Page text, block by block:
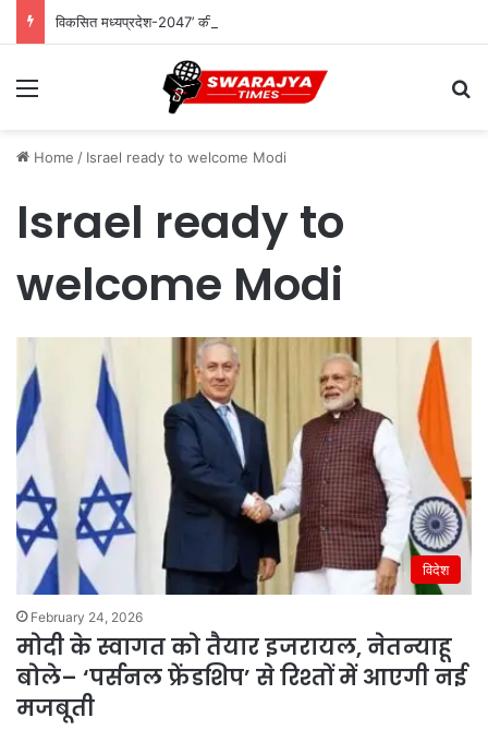
विकसित मध्यप्रदेश-2047’ की वित्तीय रूपरेखा तैयार
Menu
Home / Israel ready to welcome Modi
Israel ready to
welcome Modi
विदेश
February 24, 2026
मोदी के स्वागत को तैयार इजरायल, नेतन्याहू
बोले– ‘पर्सनल फ्रेंडशिप’ से रिश्तों में आएगी नई
मजबूती